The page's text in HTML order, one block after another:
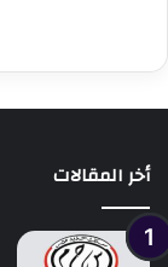
أخر المقالات